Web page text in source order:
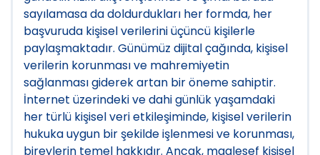
sayılamasa da doldurdukları her formda, her
başvuruda kişisel verilerini üçüncü kişilerle
paylaşmaktadır. Günümüz dijital çağında, kişisel
verilerin korunması ve mahremiyetin
sağlanması giderek artan bir öneme sahiptir.
İnternet üzerindeki ve dahi günlük yaşamdaki
her türlü kişisel veri etkileşiminde, kişisel verilerin
hukuka uygun bir şekilde işlenmesi ve korunması,
bireylerin temel hakkıdır. Ancak, maalesef kişisel